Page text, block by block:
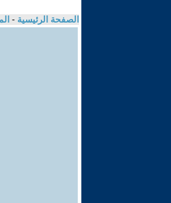
الصفحة الرئيسية -